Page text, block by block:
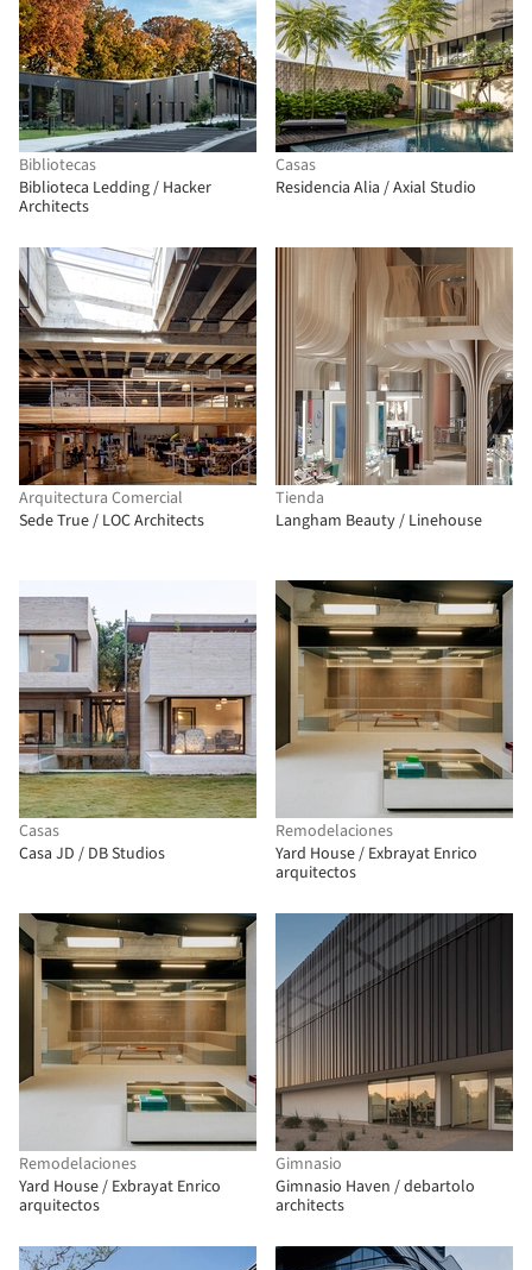
Bibliotecas
Biblioteca Ledding / Hacker
Architects
Casas
Residencia Alia / Axial Studio
Arquitectura Comercial
Sede True / LOC Architects
Tienda
Langham Beauty / Linehouse
Casas
Casa JD / DB Studios
Remodelaciones
Yard House / Exbrayat Enrico
arquitectos
Remodelaciones
Yard House / Exbrayat Enrico
arquitectos
Gimnasio
Gimnasio Haven / debartolo
architects